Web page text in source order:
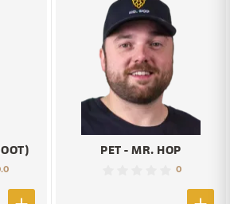
PET - MR. HOP
0